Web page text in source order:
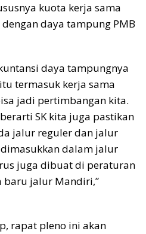
kuota kerja sama
daya tampung PMB
daya tampungnya
termasuk kerja sama
jadi pertimbangan kita.
SK kita juga pastikan
jalur reguler dan jalur
dalam jalur
juga dibuat di peraturan
baru jalur Mandiri,”
rapat pleno ini akan